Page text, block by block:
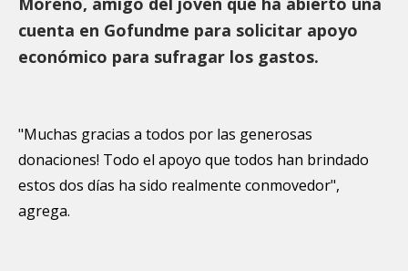
cuenta en Gofundme para solicitar apoyo
económico para sufragar los gastos.
"Muchas gracias a todos por las generosas
donaciones! Todo el apoyo que todos han brindado
estos dos días ha sido realmente conmovedor",
agrega.